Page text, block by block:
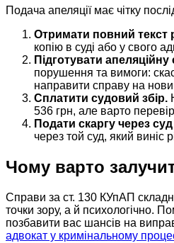
Подача апеляції має чітку
Отримати повний текст
копію в суді або у свого
Підготувати апеляційну
порушення та вимоги:
направити справу на
Сплатити судовий збір.
536 грн, але варто
Подати скаргу через суд
через той суд, який виніс
Чому варто
Справи за ст. 130 КУпАП
точки зору, а й психологічно.
позбавити вас шансів на
адвокат у кримінальному